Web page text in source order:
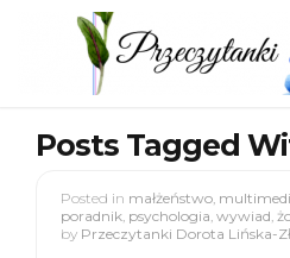
Posts Tagged
Posted in małżeństwo,
poradnik, psychologia, wywiad,
by Przeczytanki Dorota Lińska-